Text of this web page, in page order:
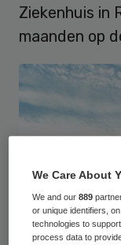
Ziekenhuis in
maanden op
We Care About
We and our889
or unique identifiers,
technologies to
process data to